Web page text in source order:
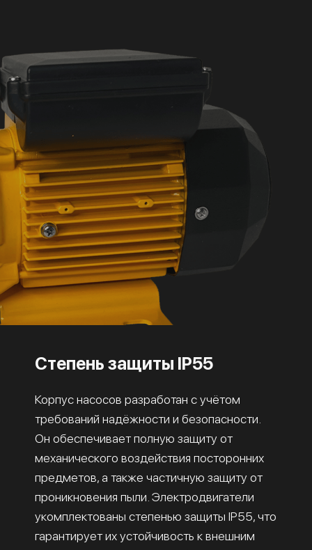
Степень защиты IP55
Корпус насосов разработан с учётом
требований надёжности и безопасности.
Он обеспечивает полную защиту от
механического воздействия посторонних
предметов, а также частичную защиту от
проникновения пыли. Электродвигатели
укомплектованы степенью защиты IP55, что
гарантирует их устойчивость к внешним